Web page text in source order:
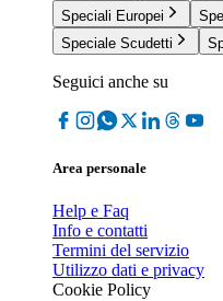
Speciali Europei
Speciale Scudetti
Seguici anche su
Area personale
Help e Faq
Info e contatti
Termini del servizio
Utilizzo dati e privacy
Cookie Policy